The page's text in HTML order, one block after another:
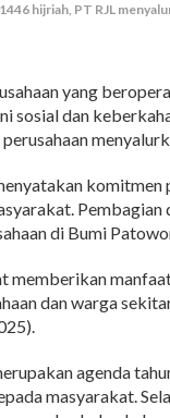
hijriah, PT RJL
yang
sosial dan
di Bumi
memberikan
dan warga
agenda
masyarakat.